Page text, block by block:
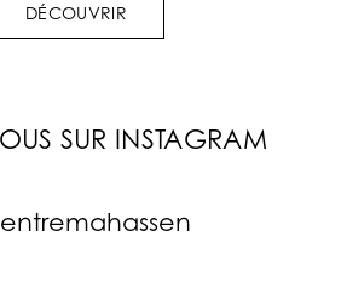
DÉCOUVRIR
SUR INSTAGRAM